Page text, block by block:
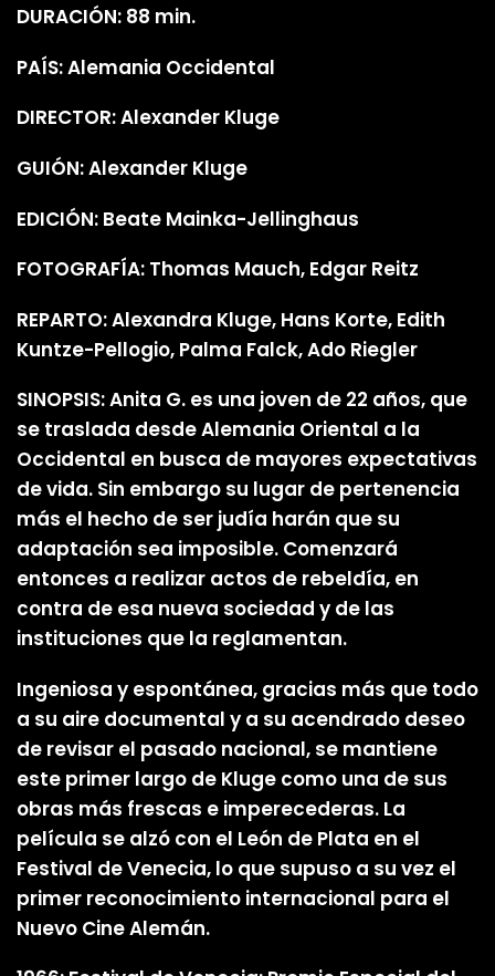
DURACIÓN: 88 min.
PAÍS: Alemania Occidental
DIRECTOR: Alexander Kluge
GUIÓN: Alexander Kluge
EDICIÓN: Beate Mainka-Jellinghaus
FOTOGRAFÍA: Thomas Mauch, Edgar Reitz
REPARTO: Alexandra Kluge, Hans Korte, Edith
Kuntze-Pellogio, Palma Falck, Ado Riegler
SINOPSIS: Anita G. es una joven de 22 años, que
se traslada desde Alemania Oriental a la
Occidental en busca de mayores expectativas
de vida. Sin embargo su lugar de pertenencia
más el hecho de ser judía harán que su
adaptación sea imposible. Comenzará
entonces a realizar actos de rebeldía, en
contra de esa nueva sociedad y de las
instituciones que la reglamentan.
Ingeniosa y espontánea, gracias más que todo
a su aire documental y a su acendrado deseo
de revisar el pasado nacional, se mantiene
este primer largo de Kluge como una de sus
obras más frescas e imperecederas. La
película se alzó con el León de Plata en el
Festival de Venecia, lo que supuso a su vez el
primer reconocimiento internacional para el
Nuevo Cine Alemán.